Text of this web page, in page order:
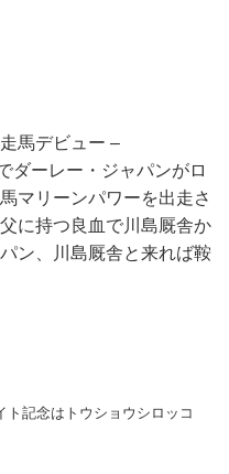
馬デビュー –
ーレー・ジャパンがロ
マリーンパワーを出走さ
に持つ良血で川島厩舎か
ン、川島厩舎と来れば鞍
ト記念はトウショウシロッコ